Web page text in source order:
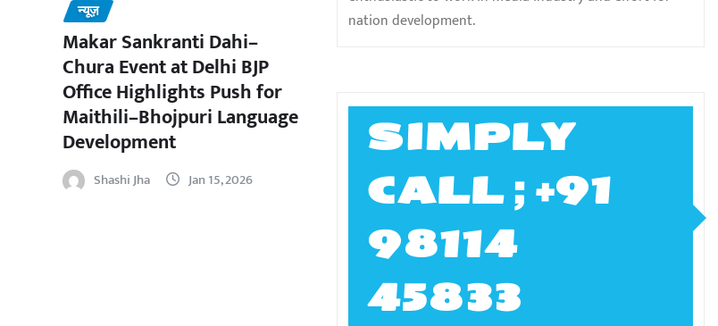
न्यूज़
Makar Sankranti Dahi–
Chura Event at Delhi BJP
Office Highlights Push for
Maithili–Bhojpuri Language
Development
Shashi Jha Jan 15, 2026
nation development.
SIMPLY
CALL ; +91
98114
45833